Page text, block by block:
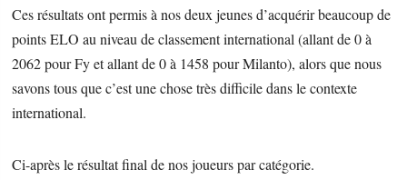
Ces résultats ont permis à nos deux jeunes d’acquérir beaucoup de
points ELO au niveau de classement international (allant de 0 à
2062 pour Fy et allant de 0 à 1458 pour Milanto), alors que nous
savons tous que c’est une chose très difficile dans le contexte
international.
Ci-après le résultat final de nos joueurs par catégorie.